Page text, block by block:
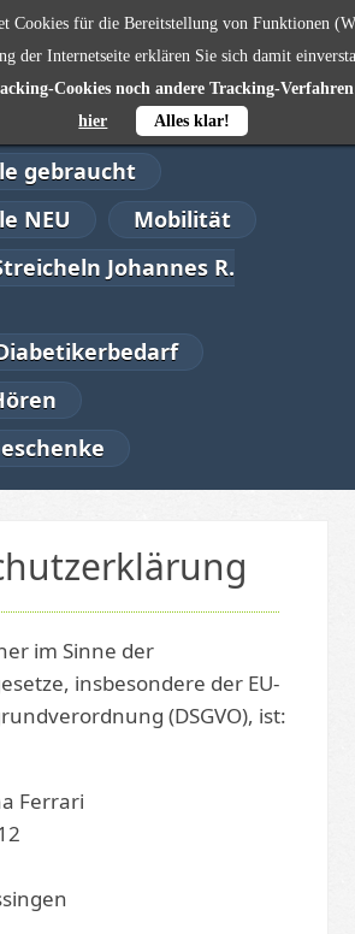
0,00 €
Bad
gebraucht
NEU
Mobilität
Johannes R.
im Sinne der
insbesondere der EU-
(DSGVO), ist:
Ferrari
Cookies für die Bereitstellung von Funktionen
der Internetseite erklären Sie sich damit
Cookies noch andere Tracking-
hier
Alles klar!